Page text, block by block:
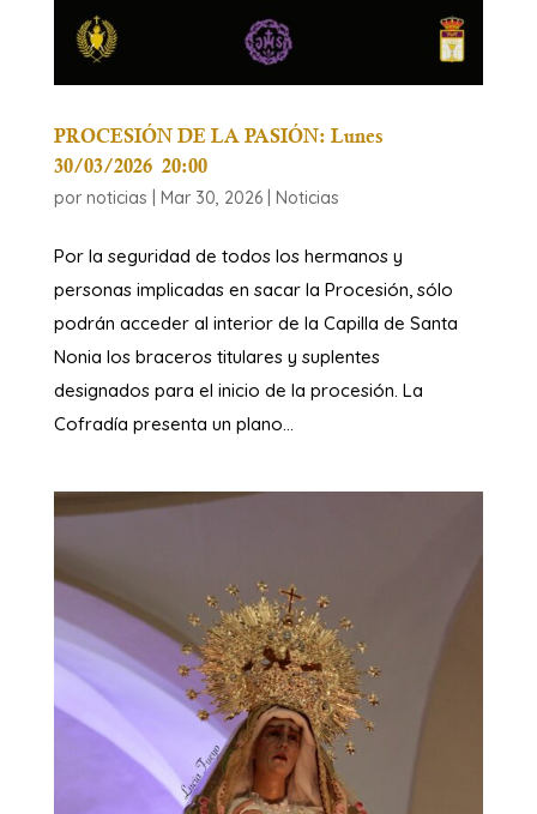
PROCESIÓN DE LA PASIÓN: Lunes
30/03/2026 20:00
por noticias Mar 30, 2026| Noticias
Por la seguridad de todos los hermanos y
personas implicadas en sacar la Procesión, sólo
podrán acceder al interior de la Capilla de Santa
Nonia los braceros titulares y suplentes
designados para el inicio de la procesión. La
Cofradía presenta un plano...